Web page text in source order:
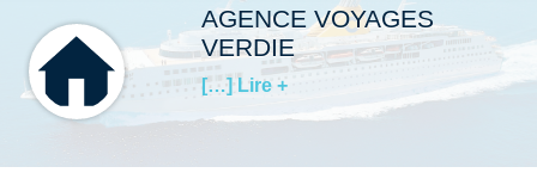
Accueil
Avis Compagnies
AGENCE VOYAGES
VERDIE
[…] Lire +